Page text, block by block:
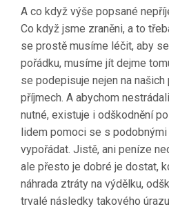
A co když výše popsané
Co když jsme zraněni, a to
se prostě musíme léčit, aby
pořádku, musíme jít dejme
se podepisuje nejen na našich
příjmech. A abychom
nutné, existuje i odškodnění
lidem pomoci se s
vypořádat. Jistě, ani peníze
ale přesto je dobré je dostat,
náhrada ztráty na výdělku,
trvalé následky takového